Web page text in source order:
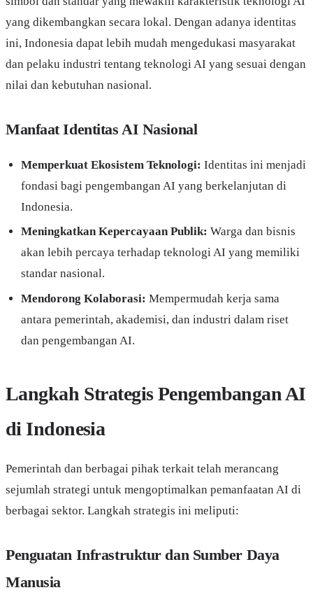
yang dikembangkan secara lokal. Dengan adanya identitas
ini, Indonesia dapat lebih mudah mengedukasi masyarakat
dan pelaku industri tentang teknologi AI yang sesuai dengan
nilai dan kebutuhan nasional.
Manfaat Identitas AI Nasional
Memperkuat Ekosistem Teknologi: Identitas ini menjadi
fondasi bagi pengembangan AI yang berkelanjutan di
Indonesia.
Meningkatkan Kepercayaan Publik: Warga dan bisnis
akan lebih percaya terhadap teknologi AI yang memiliki
standar nasional.
Mendorong Kolaborasi: Mempermudah kerja sama
antara pemerintah, akademisi, dan industri dalam riset
dan pengembangan AI.
Langkah Strategis Pengembangan AI
di Indonesia
Pemerintah dan berbagai pihak terkait telah merancang
sejumlah strategi untuk mengoptimalkan pemanfaatan AI di
berbagai sektor. Langkah strategis ini meliputi:
Penguatan Infrastruktur dan Sumber Daya
Manusia